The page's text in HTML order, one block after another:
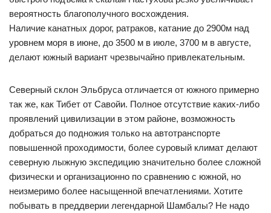
вероятность благополучного восхождения.
Наличие канатных дорог, ратраков, катание до 2900м над
уровнем моря в июне, до 3500 м в июле, 3700 м в августе,
делают южный вариант чрезвычайно привлекательным.
Северный склон Эльбруса отличается от южного примерно
так же, как Тибет от Савойи. Полное отсутствие каких-либо
проявлений цивилизации в этом районе, возможность
добраться до подножия только на автотранспорте
повышенной проходимости, более суровый климат делают
северную лыжную экспедицию значительно более сложной
физически и организационно по сравнению с южной, но
неизмеримо более насыщенной впечатлениями. Хотите
побывать в преддверии легендарной Шамбалы? Не надо